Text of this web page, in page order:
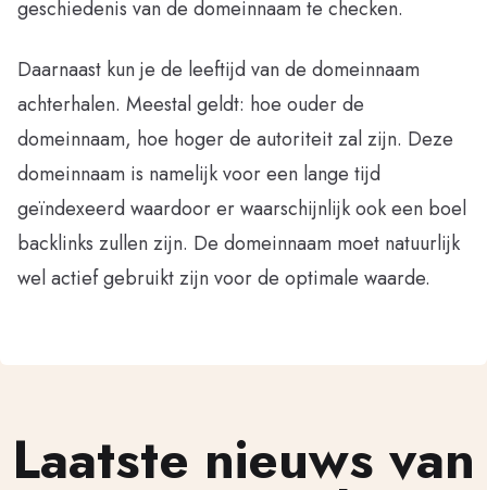
geschiedenis van de domeinnaam te checken.
Daarnaast kun je de leeftijd van de domeinnaam
achterhalen. Meestal geldt: hoe ouder de
domeinnaam, hoe hoger de autoriteit zal zijn. Deze
domeinnaam is namelijk voor een lange tijd
geïndexeerd waardoor er waarschijnlijk ook een boel
backlinks zullen zijn. De domeinnaam moet natuurlijk
wel actief gebruikt zijn voor de optimale waarde.
Laatste nieuws van